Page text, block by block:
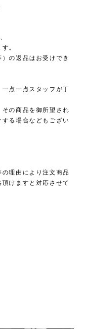
。
の返品はお受けでき
点一点スタッフが丁
の商品を御所望され
る場合などもござい
理由により注文商品
けますと対応させて